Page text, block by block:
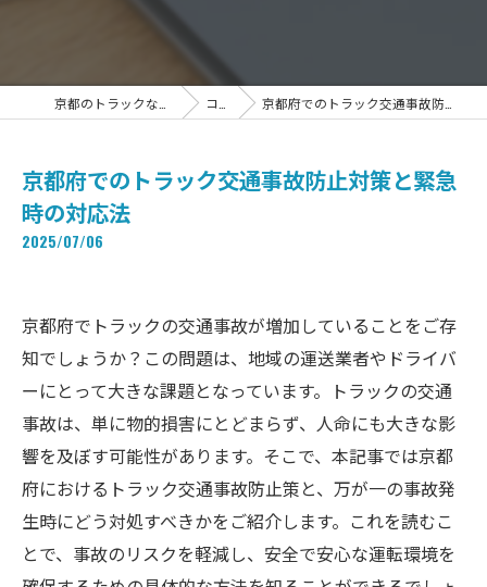
コラム 京都府でのトラック交通事故防止対策と緊急時の対応法
京都府でのトラック交通事故防止対策と緊急
時の対応法
2025/07/06
京都府でトラックの交通事故が増加していることをご存
知でしょうか？この問題は、地域の運送業者やドライバ
ーにとって大きな課題となっています。トラックの交通
事故は、単に物的損害にとどまらず、人命にも大きな影
響を及ぼす可能性があります。そこで、本記事では京都
府におけるトラック交通事故防止策と、万が一の事故発
生時にどう対処すべきかをご紹介します。これを読むこ
とで、事故のリスクを軽減し、安全で安心な運転環境を